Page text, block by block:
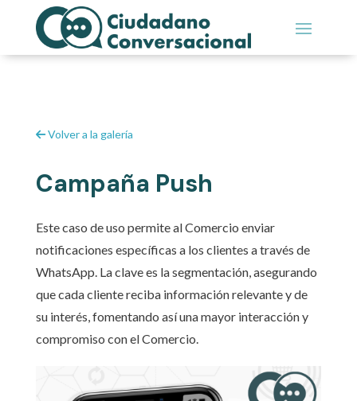
Volver a la galería
Campaña Push
Este caso de uso permite al Comercio enviar
notificaciones específicas a los clientes a través de
WhatsApp. La clave es la segmentación, asegurando
que cada cliente reciba información relevante y de
su interés, fomentando así una mayor interacción y
compromiso con el Comercio.